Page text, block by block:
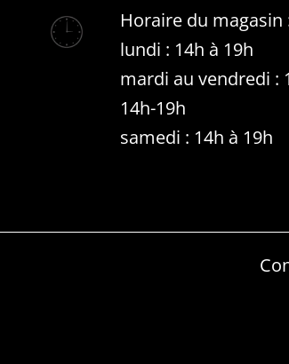
Horaire du magasin
lundi : 14h à 19h
mardi au vendredi :
14h-19h
samedi : 14h à 19h